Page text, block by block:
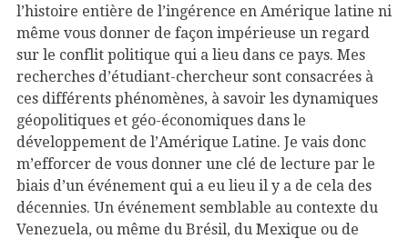
l’histoire entière de l’ingérence en Amérique latine ni
même vous donner de façon impérieuse un regard
sur le conflit politique qui a lieu dans ce pays. Mes
recherches d’étudiant-chercheur sont consacrées à
ces différents phénomènes, à savoir les dynamiques
géopolitiques et géo-économiques dans le
développement de l’Amérique Latine. Je vais donc
m’efforcer de vous donner une clé de lecture par le
biais d’un événement qui a eu lieu il y a de cela des
décennies. Un événement semblable au contexte du
Venezuela, ou même du Brésil, du Mexique ou de